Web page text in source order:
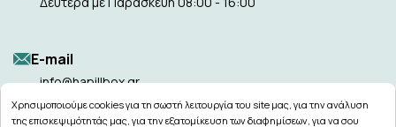
Ε-mail
info@hapillbox.gr
Χρησιμοποιούμε cookies για τη σωστή λειτουργία του site μας, για την ανάλυση
της επισκεψιμότητάς μας, για την εξατομίκευση των διαφημίσεων, για να σου